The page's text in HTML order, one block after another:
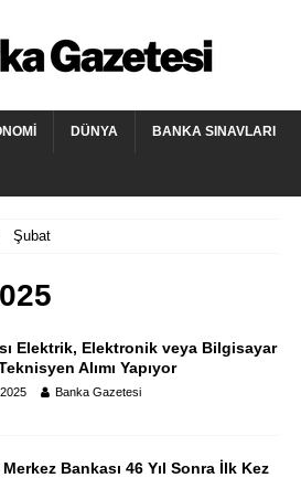
DÜNYA BANKA SINAVLARI
Şubat
Elektrik, Elektronik veya Bilgisayar
Alımı Yapıyor
Banka Gazetesi
Bankası 46 Yıl Sonra İlk Kez